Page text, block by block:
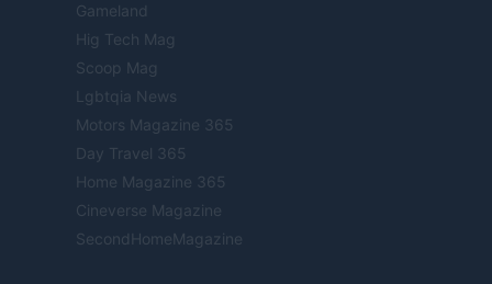
Gameland
Hig Tech Mag
Scoop Mag
Lgbtqia News
Motors Magazine 365
Day Travel 365
Home Magazine 365
Cineverse Magazine
SecondHomeMagazine